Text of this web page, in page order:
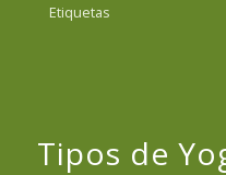
Etiquetas
Tipos de